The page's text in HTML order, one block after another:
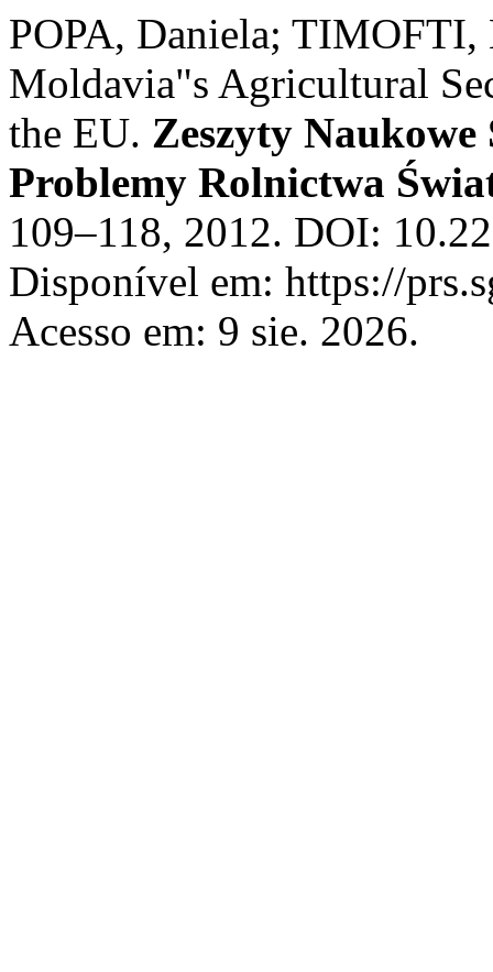
POPA, Daniela; TIMOFTI,
Moldavia"s Agricultural
the EU. Zeszyty
Problemy Rolnictwa
109–118, 2012. DOI:
Disponível em: https://
Acesso em: 9 sie. 2026.